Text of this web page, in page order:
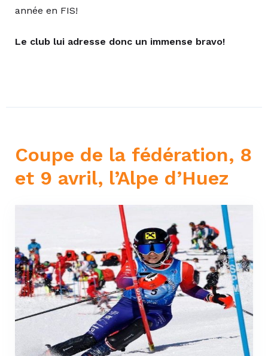
année en FIS!
Le club lui adresse donc un immense bravo!
Coupe de la fédération, 8
et 9 avril, l’Alpe d’Huez